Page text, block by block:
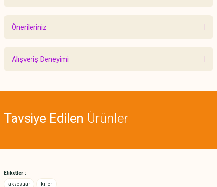
Önerileriniz
Bu ürünün fiyat bilgisi, resim, ürün açıklamalarında ve diğer konularda
yetersiz gördüğünüz noktaları öneri formunu kullanarak tarafımıza
Ürün açıklamasında eksik bilgiler bulunuyor.
Alışveriş Deneyimi
Tavsiye Edilen Ürünler
Etiketler :
aksesuar
kitler